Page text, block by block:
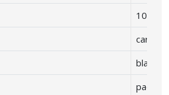
10 / 12
carton
blanc
paquet